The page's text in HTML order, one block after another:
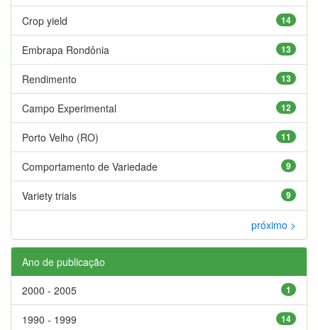
14
Crop yield
13
Embrapa Rondônia
13
Rendimento
12
Campo Experimental
11
Porto Velho (RO)
9
Comportamento de Variedade
9
Variety trials
próximo >
Ano de publicação
1
2000 - 2005
14
1990 - 1999